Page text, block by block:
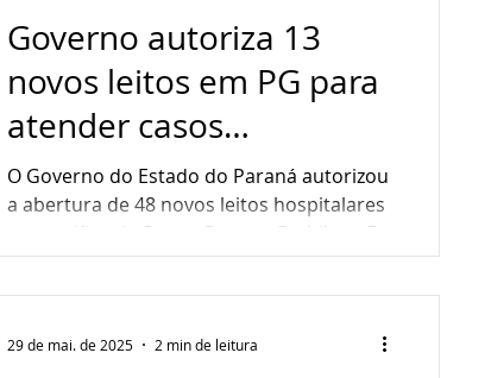
Governo autoriza 13
novos leitos em PG para
atender casos
respiratórios
O Governo do Estado do Paraná autorizou
a abertura de 48 novos leitos hospitalares
nas regiões de Ponta Grossa, Curitiba e Foz
do Iguaçu....
29 de mai. de 2025 2 min de leitura